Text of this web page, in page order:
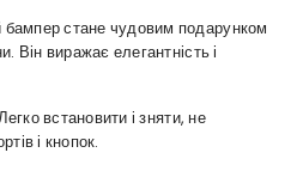
стане чудовим подарунком
Він виражає елегантність і
встановити і зняти, не
і кнопок.